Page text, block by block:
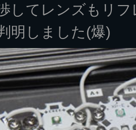
してレンズもリ
明しました(爆)